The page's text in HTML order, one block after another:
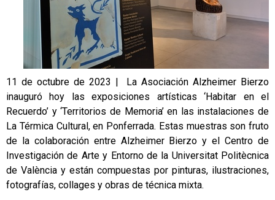
11 de octubre de 2023 | La Asociación Alzheimer Bierzo
inauguró hoy las exposiciones artísticas ‘Habitar en el
Recuerdo’ y ‘Territorios de Memoria’ en las instalaciones de
La Térmica Cultural, en Ponferrada. Estas muestras son fruto
de la colaboración entre Alzheimer Bierzo y el Centro de
Investigación de Arte y Entorno de la Universitat Politècnica
de València y están compuestas por pinturas, ilustraciones,
fotografías, collages y obras de técnica mixta.